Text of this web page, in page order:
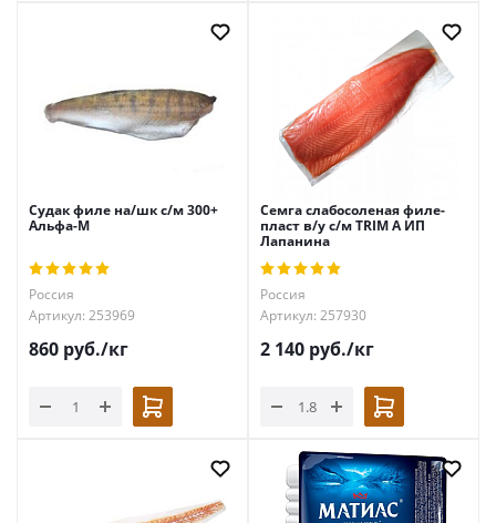
Судак филе на/шк с/м 300+
Альфа-М
Россия
Артикул: 253969
860 руб./кг
Семга слабосоленая филе-
пласт в/у с/м TRIM А ИП
Лапанина
Россия
Артикул: 257930
2 140 руб./кг